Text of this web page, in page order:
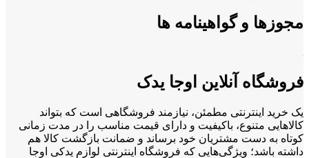
مجوزها و گواهینامه ها
فروشگاه آنلاین اوجا یدک
یک خرید اینترنتی مطمئن، نیازمند فروشگاهی است که بتواند
کالاهایی متنوع، باکیفیت و دارای قیمت مناسب را در مدت زمانی
کوتاه به دست مشتریان خود برساند و ضمانت بازگشت کالا هم
داشته باشد؛ ویژگی‌هایی که فروشگاه اینترنتی لوازم یدکی اوجا